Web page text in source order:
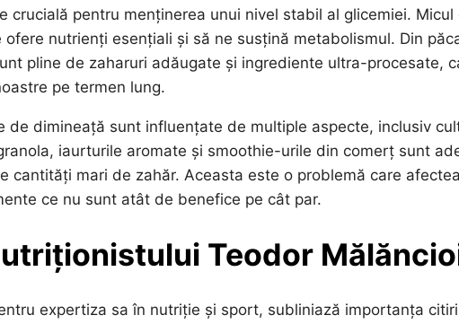
crucială pentru menținerea unui nivel stabil al glicemiei.
nutrienți esențiali și să ne susțină metabolismul. Din
pline de zaharuri adăugate și ingrediente ultra-procesate,
pe termen lung.
de dimineață sunt influențate de multiple aspecte, inclusiv
iaurturile aromate și smoothie-urile din comerț sunt
cantități mari de zahăr. Aceasta este o problemă care
ce nu sunt atât de benefice pe cât par.
Teodor
expertiza sa în nutriție și sport, subliniază importanța